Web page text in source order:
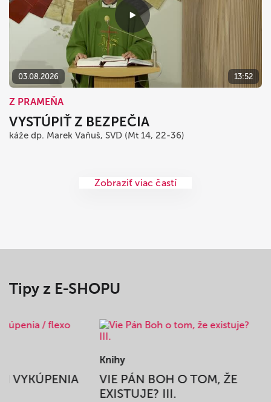
03.08.2026 13:52
Z PRAMEŇA
VYSTÚPIŤ Z BEZPEČIA
káže dp. Marek Vaňuš, SVD (Mt 14, 22-36)
Zobraziť viac častí
Tipy z E-SHOPU
VYKÚPENIA
Knihy
VIE PÁN BOH O TOM, ŽE
EXISTUJE? III.